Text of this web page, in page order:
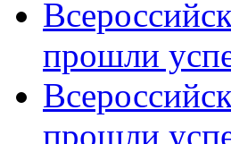
прошли
прошли